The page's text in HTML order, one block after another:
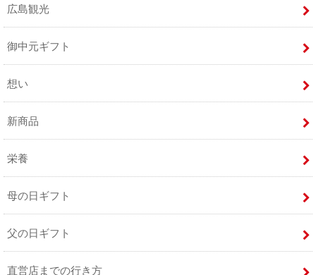
広島観光
御中元ギフト
想い
新商品
栄養
母の日ギフト
父の日ギフト
直営店までの行き方